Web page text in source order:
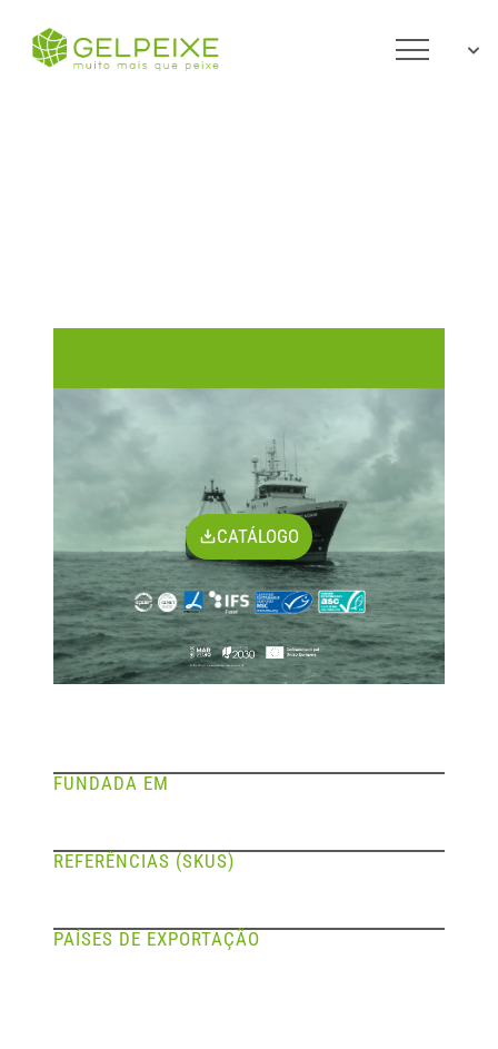
CATÁLOGO
FUNDADA EM
REFERÊNCIAS (SKUS)
PAÍSES DE EXPORTAÇÃO